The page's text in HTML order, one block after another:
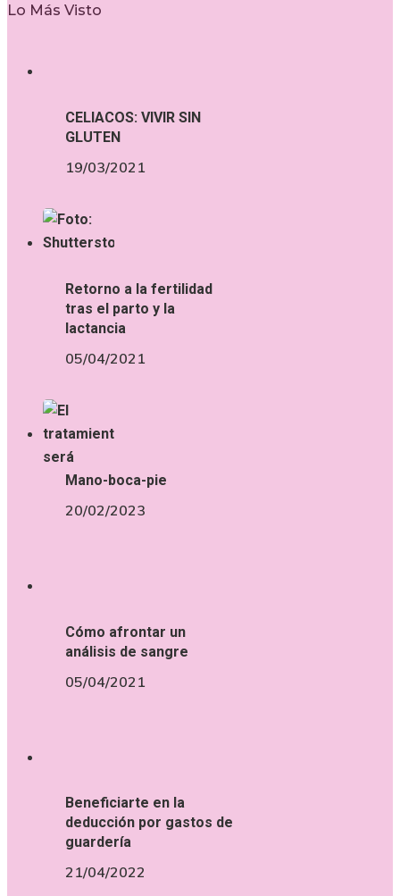
Lo Más Visto
CELIACOS: VIVIR SIN
GLUTEN
19/03/2021
Retorno a la fertilidad
tras el parto y la
lactancia
05/04/2021
Mano-boca-pie
20/02/2023
Cómo afrontar un
análisis de sangre
05/04/2021
Beneficiarte en la
deducción por gastos de
guardería
21/04/2022